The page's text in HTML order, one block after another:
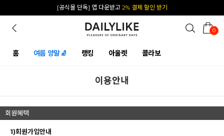
[공식몰 단독] 앱 다운받고 2% 결제 할인 받기
0
홈 여름 양말🧦 랭킹 아울렛 콜라보
이용안내
회원혜택
1)회원가입안내